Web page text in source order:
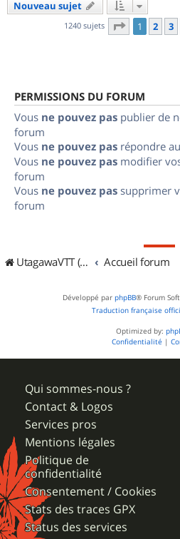
Nouveau sujet
1240 sujets Page 1sur
1 2 3
PERMISSIONS DU FORUM
Vous ne pouvez pas publier de
forum
Vous ne pouvez pas répondre
Vous ne pouvez pas modifier
forum
Vous ne pouvez pas supprimer
forum
UtagawaVTT (Randos VTT et VTTAE avec traces GPS) Accueil forum
Développé par phpBB® Forum
Traduction française
Optimized by:
Confidentialité |
Qui sommes-nous ?
Contact & Logos
Services pros
Mentions légales
Politique de
confidentialité
Consentement / Cookies
Stats des traces GPX
Status des services